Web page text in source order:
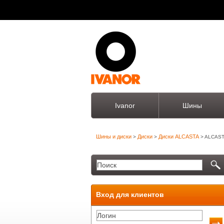
Ivanor Шины
Шины и диски > Диски > Диски ALCASTA >
Вход для клиентов